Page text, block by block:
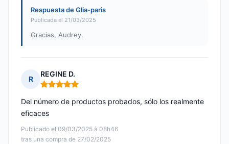
Respuesta de Glia-paris
Publicada el 21/03/2025
Gracias, Audrey.
R
REGINE D.
Nota: 5 de 5
Publicado el 09/03/2025 à 08h46
tras una compra de 27/02/2025
Del número de productos probados, sólo los realmente
eficaces